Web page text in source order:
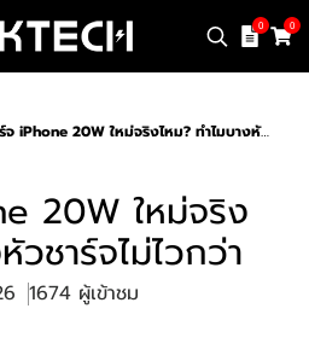
0 0
iPhone 20W ใหม่จริงไหม? ทำไมบางหัวชาร์จไม่ไวกว่า
20W ใหม่จริง
วชาร์จไม่ไวกว่า
1674 ผู้เข้าชม